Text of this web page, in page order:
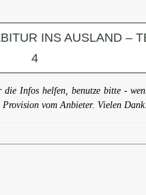
INS AUSLAND –
4
die Infos helfen, benutze bitte -
vom Anbieter. Vielen